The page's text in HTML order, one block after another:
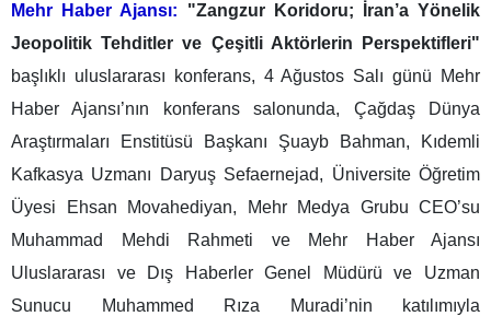
Mehr Haber Ajansı: "Zangzur Koridoru; İran’a Yönelik
Jeopolitik Tehditler ve Çeşitli Aktörlerin Perspektifleri"
başlıklı uluslararası konferans, 4 Ağustos Salı günü Mehr
Haber Ajansı’nın konferans salonunda, Çağdaş Dünya
Araştırmaları Enstitüsü Başkanı Şuayb Bahman, Kıdemli
Kafkasya Uzmanı Daryuş Sefaernejad, Üniversite Öğretim
Üyesi Ehsan Movahediyan, Mehr Medya Grubu CEO’su
Muhammad Mehdi Rahmeti ve Mehr Haber Ajansı
Uluslararası ve Dış Haberler Genel Müdürü ve Uzman
Sunucu Muhammed Rıza Muradi’nin katılımıyla